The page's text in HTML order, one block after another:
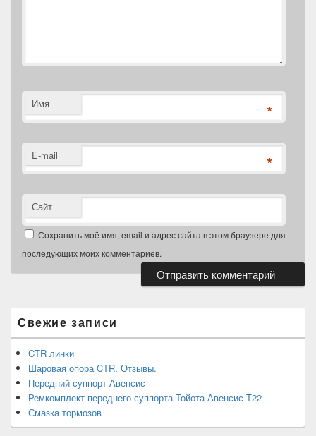
Имя *
E-mail *
Сайт
Сохранить моё имя, email и адрес сайта в этом браузере для
последующих моих комментариев.
боковой
панели
Свежие записи
CTR линки
Шаровая опора CTR. Отзывы.
Передний суппорт Авенсис
Ремкомплект переднего суппорта Тойота Авенсис Т22
Смазка тормозов